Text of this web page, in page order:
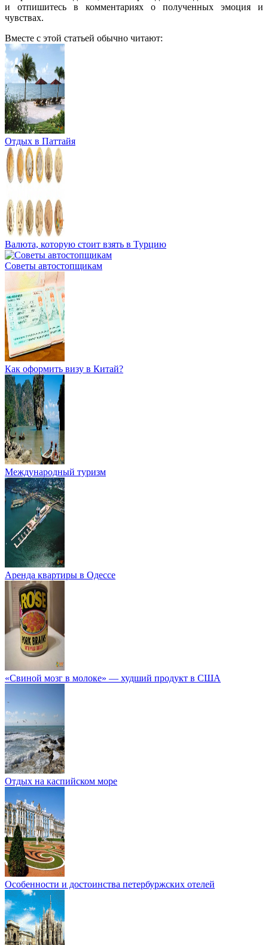
и отпишитесь в комментариях о полученных эмоция и
чувствах.
Вместе с этой статьей обычно читают:
Отдых в Паттайя
Валюта, которую стоит взять в Турцию
Советы автостопщикам
Как оформить визу в Китай?
Международный туризм
Аренда квартиры в Одессе
«Свиной мозг в молоке» — худший продукт в США
Отдых на каспийском море
Особенности и достоинства петербуржских отелей